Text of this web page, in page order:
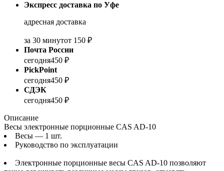
Экспресс доставка по Уфе
адресная доставка
за 30 минутот 150 ₽
Почта России
сегодня450 ₽
PickPoint
сегодня450 ₽
СДЭК
сегодня450 ₽
Описание
Весы электронные порционные CAS AD-10
Весы — 1 шт.
Руководство по эксплуатации
Электронные порционные весы CAS AD-10 позволяют